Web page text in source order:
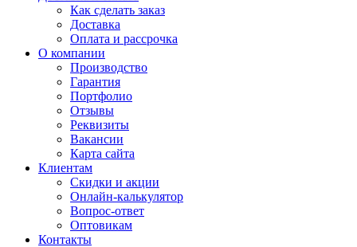
Как сделать заказ
Доставка
Оплата и рассрочка
О компании
Производство
Гарантия
Портфолио
Отзывы
Реквизиты
Вакансии
Карта сайта
Клиентам
Скидки и акции
Онлайн-калькулятор
Вопрос-ответ
Оптовикам
Контакты